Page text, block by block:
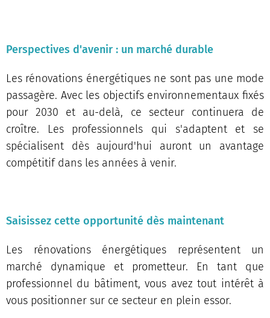
Perspectives d'avenir : un marché durable
Les rénovations énergétiques ne sont pas une mode
passagère. Avec les objectifs environnementaux fixés
pour 2030 et au-delà, ce secteur continuera de
croître. Les professionnels qui s'adaptent et se
spécialisent dès aujourd'hui auront un avantage
compétitif dans les années à venir.
Saisissez cette opportunité dès maintenant
Les rénovations énergétiques représentent un
marché dynamique et prometteur. En tant que
professionnel du bâtiment, vous avez tout intérêt à
vous positionner sur ce secteur en plein essor.